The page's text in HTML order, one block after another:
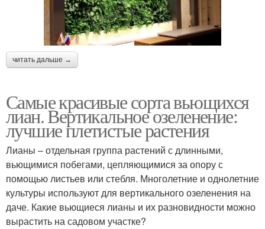
читать дальше →
Самые красивые сорта вьющихся
лиан. Вертикальное озеленение:
лучшие плетистые растения
Лианы – отдельная группа растений с длинными,
вьющимися побегами, цепляющимися за опору с
помощью листьев или стебля. Многолетние и однолетние
культуры используют для вертикального озеленения на
даче. Какие вьющиеся лианы и их разновидности можно
вырастить на садовом участке?